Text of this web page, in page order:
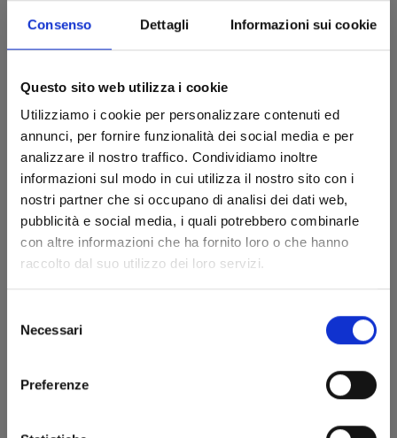
Consenso Dettagli Informazioni sui cookie
Questo sito web utilizza i cookie
Utilizziamo i cookie per personalizzare contenuti ed
annunci, per fornire funzionalità dei social media e per
analizzare il nostro traffico. Condividiamo inoltre
informazioni sul modo in cui utilizza il nostro sito con i
nostri partner che si occupano di analisi dei dati web,
pubblicità e social media, i quali potrebbero combinarle
con altre informazioni che ha fornito loro o che hanno
raccolto dal suo utilizzo dei loro servizi.
delNecessari
Preferenze
LE BIZZARRE AVVENTURE DI JOJO 7a SERIE -